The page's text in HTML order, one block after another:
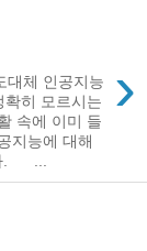
›
대체 인공지능
확히 모르시는
속에 이미 들
지능에 대해
. ...